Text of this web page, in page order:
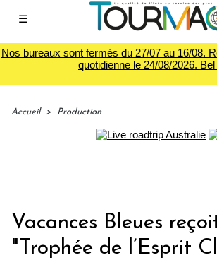
☰
Nos bureaux sont fermés du 27/07 au 16/08.
quotidienne le 24/08/2026. Bel
Accueil > Production
Vacances Bleues
"Trophée de l’Esprit